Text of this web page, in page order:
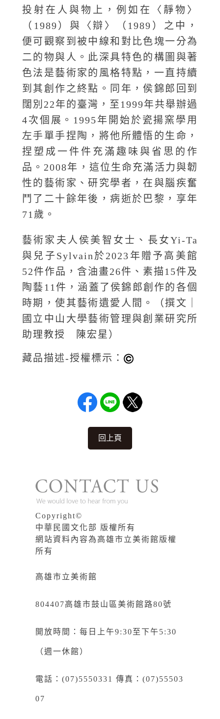
投射在人與物上，例如在〈靜物〉
（1989）與〈辯〉（1989）之中，
便可觀察到被中線和對比色塊一分為
二的物與人。此深具特色的構圖與著
色法是藝術家的風格特點，一直持續
到其創作之終點。同年，侯錦郎回到
闊別22年的臺灣，至1999年共舉辦過
4次個展。1995年開始於瓷揚窯學用
左手單手捏陶，將他所體悟的生命，
捏塑成一件件充滿趣味與省思的作
品。2008年，這位生命充滿活力與韌
性的藝術家、研究學者，在與腦疾奮
鬥了二十餘年後，病逝於巴黎，享年
71歲。
藝術家夫人侯美智女士、長女Yi-Ta
與兒子Sylvain於2023年贈予高美館
52件作品，含油畫26件、素描15件及
陶藝11件，涵蓋了侯錦郎創作的各個
時期，使其藝術遺愛人間。（撰文｜
國立中山大學藝術管理與創業研究所
助理教授 陳宏星）
藏品描述-授權標示：
回上頁
Copyright©
中華民國文化部 版權所有
網站資料內容為高雄市立美術館版權
所有
高雄市立美術館
804407高雄市鼓山區美術館路80號
開放時間：每日上午9:30至下午5:30
（週一休館）
電話：(07)5550331 傳真：(07)55503
07